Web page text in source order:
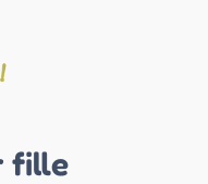
fille